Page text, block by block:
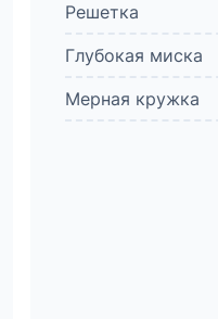
Решетка
Глубокая миска
Мерная кружка